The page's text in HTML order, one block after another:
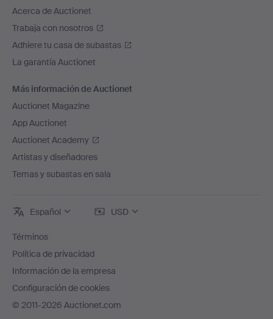
Acerca de Auctionet
Trabaja con nosotros
Adhiere tu casa de subastas
La garantía Auctionet
Más información de Auctionet
Auctionet Magazine
App Auctionet
Auctionet Academy
Artistas y diseñadores
Temas y subastas en sala
Español USD
Términos
Política de privacidad
Información de la empresa
Configuración de cookies
© 2011-2026 Auctionet.com